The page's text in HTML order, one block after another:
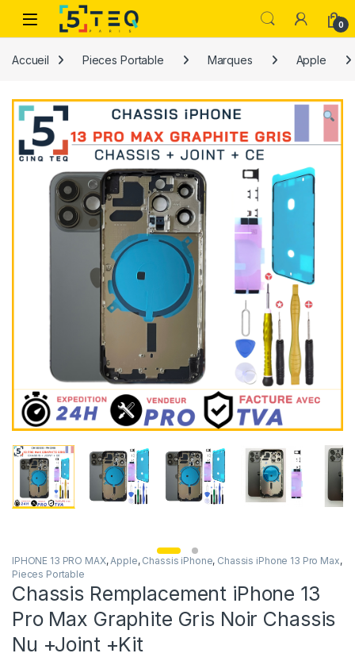
Passer à la navigation
Aller au contenu
0
Accueil Pieces Portable Marques Apple
IPHONE 13 PRO MAX, Apple, Chassis iPhone, Chassis iPhone 13 Pro Max,
Pieces Portable
Chassis Remplacement iPhone 13
Pro Max Graphite Gris Noir Chassis
Nu +Joint +Kit